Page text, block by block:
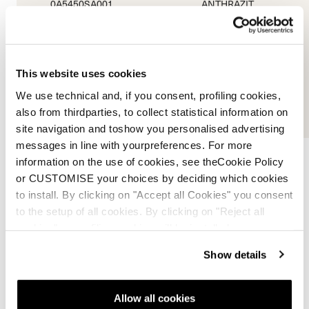
This website uses cookies
We use technical and, if you consent, profiling cookies,
also from thirdparties, to collect statistical information on
site navigation and toshow you personalised advertising
messages in line with yourpreferences. For more
information on the use of cookies, see theCookie Policy
or CUSTOMISE your choices by deciding which cookies
to install. By clicking on "Accept all Cookies" you consent
to the setup of all cookies. By clicking on "Reject all
Show details
Allow all cookies
0A5450SA001
ANTHRAZIT
0A5451SA001
0.0 (0)
Energy Ti DC
Titanal- und Elastomerschicht zwischen zwei
Holzkerne und sorgt so für ein spielerisches und